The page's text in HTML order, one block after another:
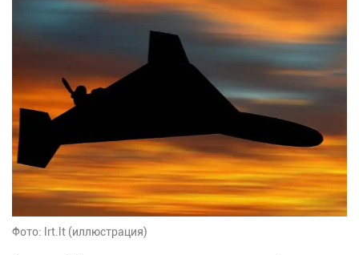
Фото: lrt.lt (иллюстрация)